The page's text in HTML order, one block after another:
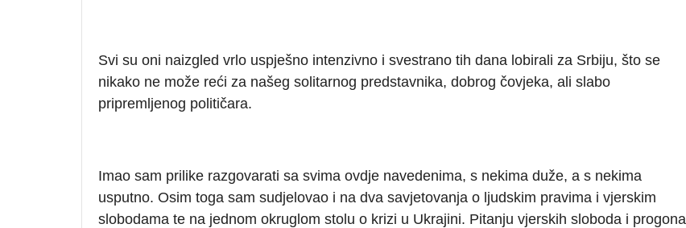
Svi su oni naizgled vrlo uspješno intenzivno i svestrano tih dana lobirali za Srbiju, što se
nikako ne može reći za našeg solitarnog predstavnika, dobrog čovjeka, ali slabo
pripremljenog političara.
Imao sam prilike razgovarati sa svima ovdje navedenima, s nekima duže, a s nekima
usputno. Osim toga sam sudjelovao i na dva savjetovanja o ljudskim pravima i vjerskim
slobodama te na jednom okruglom stolu o krizi u Ukrajini. Pitanju vjerskih sloboda i progona